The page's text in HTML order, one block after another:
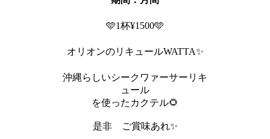
🩵1杯¥1500🩵
オリオンのリキュールWATTA✨
沖縄らしいシークワァーサーリキ
ュール
を使ったカクテル🌻
是非 ご賞味あれ✨